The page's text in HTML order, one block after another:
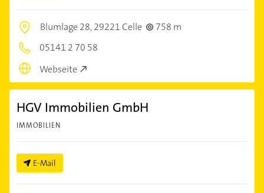
Blumlage 28,29221 Celle
758 m
05141 2 70 58
Webseite
HGV Immobilien GmbH
IMMOBILIEN
E-Mail